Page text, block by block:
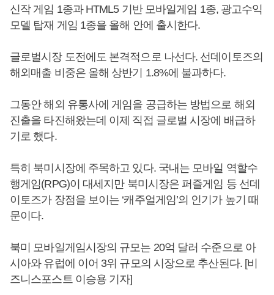
신작 게임 1종과 HTML5 기반 모바일게임 1종, 광고수익
모델 탑재 게임 1종을 올해 안에 출시한다.
글로벌시장 도전에도 본격적으로 나선다. 선데이토즈의
해외매출 비중은 올해 상반기 1.8%에 불과하다.
그동안 해외 유통사에 게임을 공급하는 방법으로 해외
진출을 타진해왔는데 이제 직접 글로벌 시장에 배급하
기로 했다.
특히 북미시장에 주목하고 있다. 국내는 모바일 역할수
행게임(RPG)이 대세지만 북미시장은 퍼즐게임 등 선데
이토즈가 장점을 보이는 ‘캐주얼게임’의 인기가 높기 때
문이다.
북미 모바일게임시장의 규모는 20억 달러 수준으로 아
시아와 유럽에 이어 3위 규모의 시장으로 추산된다. [비
즈니스포스트 이승용 기자]